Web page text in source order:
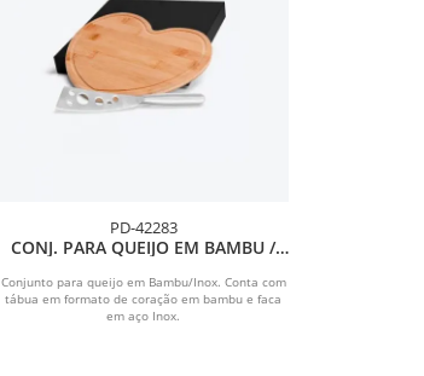
PD-42283
CONJ. PARA QUEIJO EM BAMBU /
Conjunto para queijo em Bambu/Inox. Conta com
tábua em formato de coração em bambu e faca
em aço Inox.